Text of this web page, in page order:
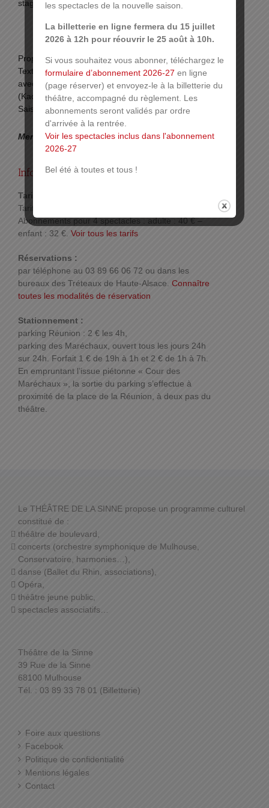
stage de théâtre à l’Université de Yaoundé.
Proposé par lesTréteaux de Haute Alsace
Texte de Joël Jouanneau et Marie-Claire Le Pavec
avec Cathy Aulard (Mamie Ouate) et Etoundi Zeyang
(Kadouma) des Tréteaux de Haute Alsace (Mulhouse)
Saison Africa 2020
Mercredi 11 mars 15h et dimanche 15 mars à 16h.
Infos pratiques :
Tarif :
Tarifs adulte : 11 € – enfant : 9 €
Abonnements pour 4 spectacles : adulte : 40 € –
enfant : 32 €. Voir tous les tarifs
Réservations :
par téléphone au 03 89 66 06 72 ou dans les
bureaux des Tréteaux de Haute-Alsace. Connaître
toutes les modalités de réservation
Stationnement :
parking Réunion : 2 € les 4h,
parking des Maréchaux, ouvert tous les jours 24h
sur 24h. Forfait 1 € de 19h à 1h et 2 € de 1h à 7h.
En empruntant l’issue piétonne « Cour des
Maréchaux », la sortie du parking s’effectue à
proximité de la place de la Réunion, à deux pas du
théâtre.
Le THÉÂTRE DE LA SINNE propose un programme culturel
constitué de :
théâtre de boulevard,
concerts (orchestre symphonique de Mulhouse,
Conservatoire, harmonies…),
danse (Ballet du Rhin, associations),
Opéra,
théâtre jeune public,
spectacles associatifs…
Théâtre de la Sinne
39 Rue de la Sinne
68100 Mulhouse
Tél. : 03 89 33 78 01 (Billetterie)
Foire aux questions
Facebook
Politique de confidentialité
Mentions légales
Contact
les spectacles de la nouvelle saison.
La billetterie en ligne fermera du 15 juillet
2026 à 12h pour réouvrir le 25 août à 10h.
Si vous souhaitez vous abonner, téléchargez le
formulaire d’abonnement 2026-27 en ligne
(page réserver) et envoyez-le à la billetterie du
théâtre, accompagné du règlement. Les
abonnements seront validés par ordre
d'arrivée à la rentrée.
Voir les spectacles inclus dans l'abonnement
2026-27
Bel été à toutes et tous !